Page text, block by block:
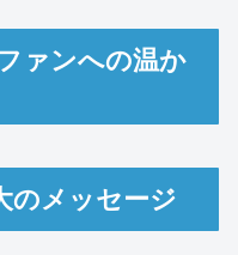
ァンへの温か
のメッセージ